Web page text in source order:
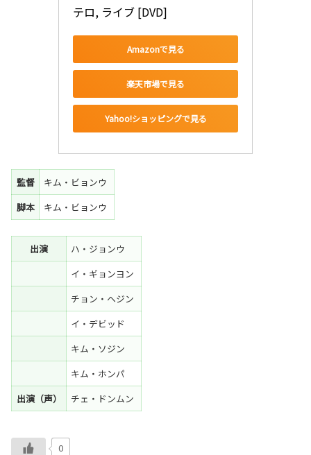
テロ, ライブ [DVD]
Amazonで見る
楽天市場で見る
Yahoo!ショッピングで見る
監督
キム・ビョンウ
脚本
キム・ビョンウ
出演
ハ・ジョンウ
イ・ギョンヨン
チョン・ヘジン
イ・デビッド
キム・ソジン
キム・ホンパ
出演（声）
チェ・ドンムン
0